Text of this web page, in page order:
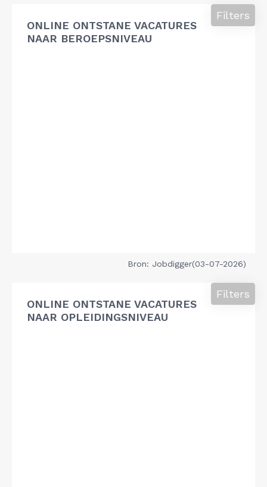
ONLINE ONTSTANE VACATURES
NAAR BEROEPSNIVEAU
Filters
Bron: Jobdigger(03-07-2026)
ONLINE ONTSTANE VACATURES
NAAR OPLEIDINGSNIVEAU
Filters